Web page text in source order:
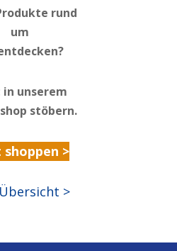
rund
um
in unserem
stöbern.
shoppen >
>